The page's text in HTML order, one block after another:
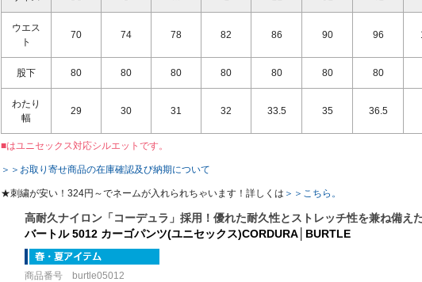
ウエス
ト
70 74 78 82 86 90 96
股下 80 80 80 80 80 80 80
わたり
幅
29 30 31 32 33.5 35 36.5
■はユニセックス対応シルエットです。
＞＞お取り寄せ商品の在庫確認及び納期について
★刺繍が安い！324円～でネームが入れられちゃいます！詳しくは ＞＞こちら。
高耐久ナイロン「コーデュラ」採用！優れた耐久性とストレッチ性を兼ね備え
バートル 5012 カーゴパンツ(ユニセックス)CORDURA│BURTLE
商品番号 burtle05012